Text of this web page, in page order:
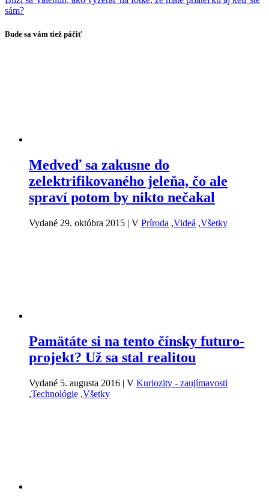
sám?
Bude sa vám tiež páčiť
Medveď sa zakusne do
zelektrifikovaného jeleňa, čo ale
spraví potom by nikto nečakal
Vydané 29. októbra 2015 | V Príroda ,Videá ,Všetky
Pamätáte si na tento čínsky futuro-
projekt? Už sa stal realitou
Vydané 5. augusta 2016 | V Kuriozity - zaujímavosti
,Technológie ,Všetky